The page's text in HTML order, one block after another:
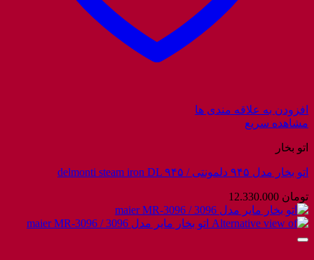
افزودن به علاقه مندی ها
مشاهده سریع
اتو بخار
اتو بخار مدل ۹۴۵ دلمونتی / delmonti steam iron DL ۹۴۵
تومان